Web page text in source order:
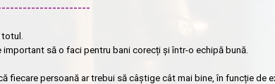
totul.
să o faci pentru bani corecți și într-o echipă bună.
fiecare persoană ar trebui să câștige cât mai bine, în funcție de